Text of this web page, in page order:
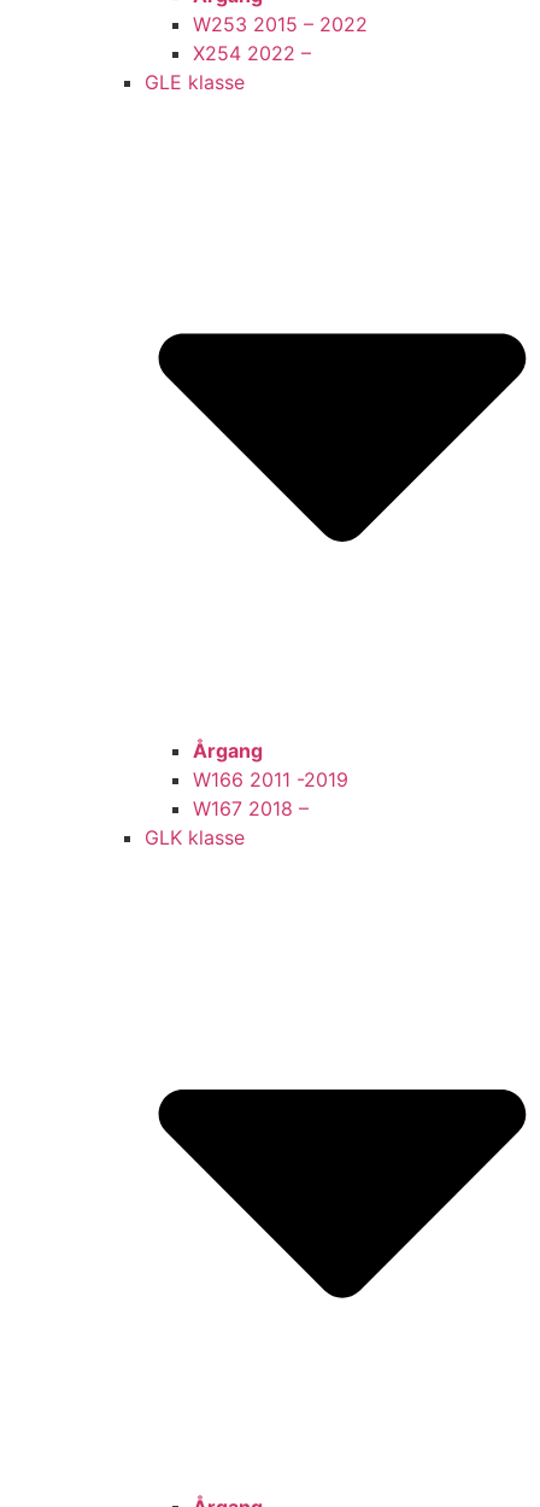
W253 2015 – 2022
X254 2022 –
GLE klasse
Årgang
W166 2011 -2019
W167 2018 –
GLK klasse